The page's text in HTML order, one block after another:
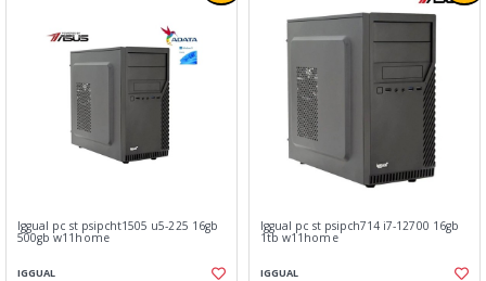
Iggual pc st psipcht1505 u5-225 16gb
500gb w11home
IGGUAL
Iggual pc st psipch714 i7-12700 16gb
1tb w11home
IGGUAL